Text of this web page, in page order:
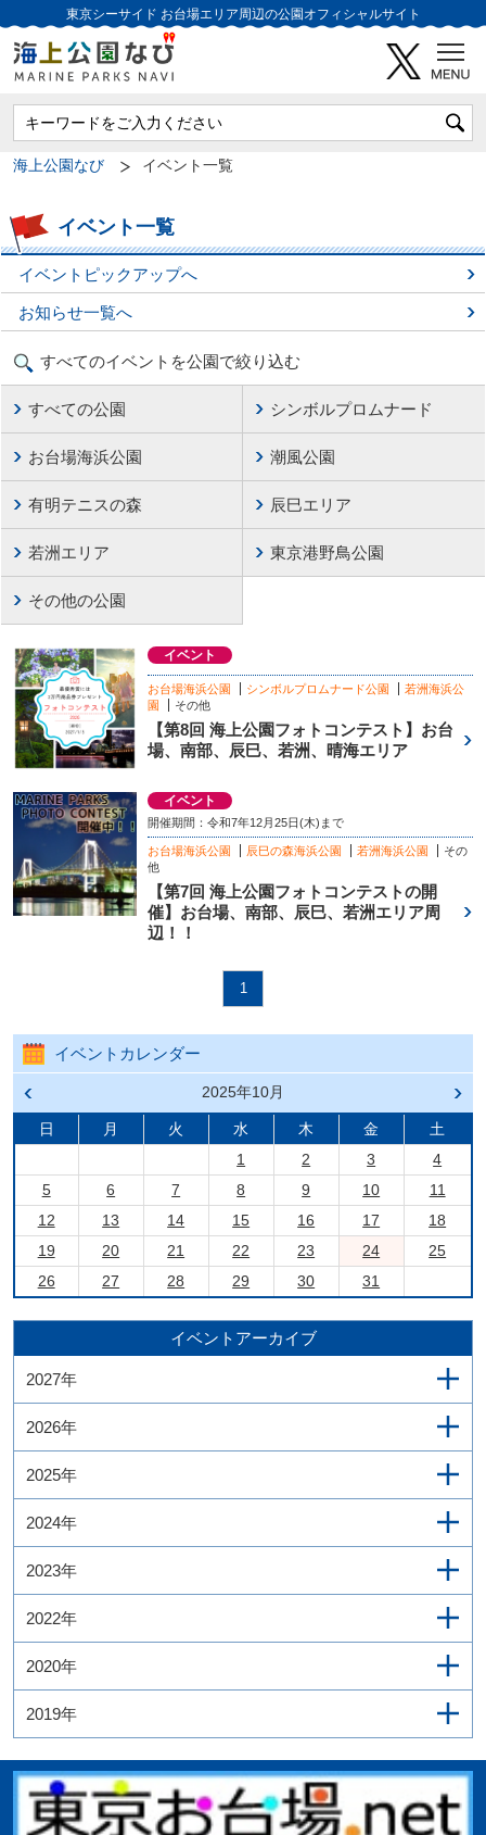
東京シーサイド お台場エリア周辺の公園オフィシャルサイト
海上公園なび イベント一覧
イベント一覧
イベントピックアップへ
お知らせ一覧へ
すべてのイベントを公園で絞り込む
すべての公園 シンボルプロムナード
お台場海浜公園 潮風公園
有明テニスの森 辰巳エリア
若洲エリア 東京港野鳥公園
その他の公園
イベント
お台場海浜公園 シンボルプロムナード公園
若洲海浜公
園
その他
【第8回 海上公園フォトコンテスト】お台
場、南部、辰巳、若洲、晴海エリア
イベント
開催期間：令和7年12月25日(木)まで
お台場海浜公園 辰巳の森海浜公園 若洲海浜公園
その
他
【第7回 海上公園フォトコンテストの開
催】お台場、南部、辰巳、若洲エリア周
辺！！
1
イベントカレンダー
前の
戻る
2025年10月
次の
進む
日 月 火 水 木 金
土
1
2 3
4
5
6 7 8 9 10
11
12
13 14 15 16 17
18
19
20 21 22 23 24
25
26
27 28 29 30 31
イベントアーカイブ
2027年
2026年
2025年
2024年
2023年
2022年
2020年
2019年